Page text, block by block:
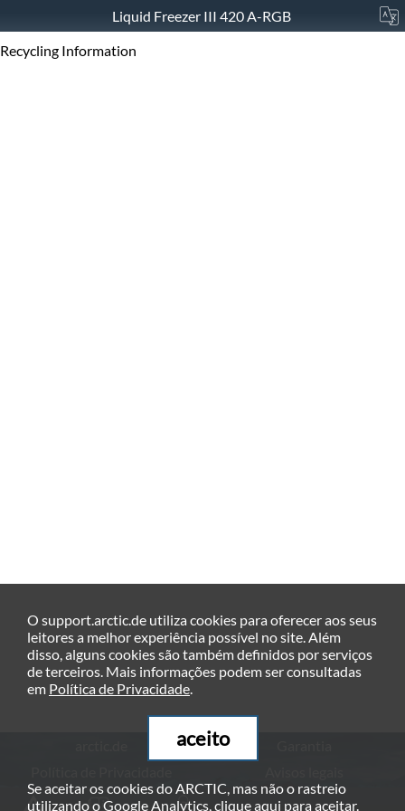
Liquid Freezer III 420 A-RGB
Recycling Information
© ARCTIC (HK) Ltd. - 2026
O support.arctic.de utiliza cookies para oferecer aos seus
leitores a melhor experiência possível no site. Além
disso, alguns cookies são também definidos por serviços
de terceiros. Mais informações podem ser consultadas
em Política de Privacidade.
aceito
Se aceitar os cookies do ARCTIC, mas não o rastreio
utilizando o Google Analytics, cliqueaqui para aceitar.